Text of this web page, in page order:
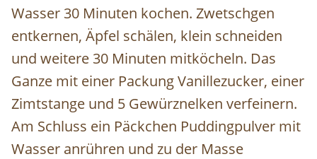
Wasser 30 Minuten kochen. Zwetschgen
entkernen, Äpfel schälen, klein schneiden
und weitere 30 Minuten mitköcheln. Das
Ganze mit einer Packung Vanillezucker, einer
Zimtstange und 5 Gewürznelken verfeinern.
Am Schluss ein Päckchen Puddingpulver mit
Wasser anrühren und zu der Masse